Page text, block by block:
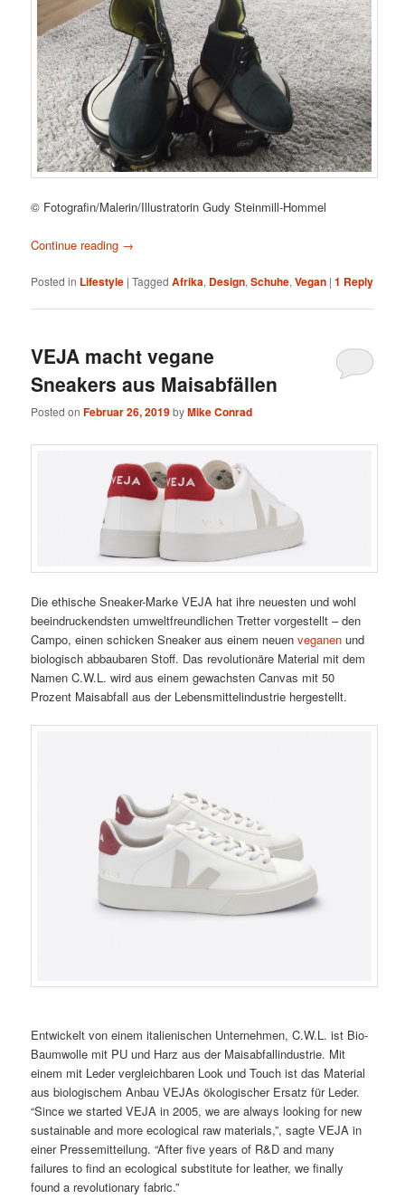
© Fotografin/Malerin/Illustratorin Gudy Steinmill-Hommel
Continue reading →
Posted in Lifestyle |Tagged Afrika, Design,Schuhe,Vegan |1 Reply
VEJA macht vegane
Sneakers aus Maisabfällen
Posted onFebruar 26, 2019byMike Conrad
Die ethische Sneaker-Marke VEJA hat ihre neuesten und wohl
beeindruckendsten umweltfreundlichen Tretter vorgestellt – den
Campo, einen schicken Sneaker aus einem neuenveganenund
biologisch abbaubaren Stoff. Das revolutionäre Material mit dem
Namen C.W.L. wird aus einem gewachsten Canvas mit 50
Prozent Maisabfall aus der Lebensmittelindustrie hergestellt.
Entwickelt von einem italienischen Unternehmen, C.W.L. ist Bio-
Baumwolle mit PU und Harz aus der Maisabfallindustrie. Mit
einem mit Leder vergleichbaren Look und Touch ist das Material
aus biologischem Anbau VEJAs ökologischer Ersatz für Leder.
“Since we started VEJA in 2005, we are always looking for new
sustainable and more ecological raw materials,”, sagte VEJA in
einer Pressemitteilung. “After five years of R&D and many
failures to find an ecological substitute for leather, we finally
found a revolutionary fabric.”